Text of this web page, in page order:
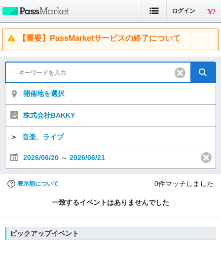
ログイン
【重要】PassMarketサービスの終了について
開催地を選択
株式会社BAKKY
＞ 音楽、ライブ
2026/06/20 ～ 2026/06/21
表示順について 0件マッチしました
一致するイベントはありませんでした
ピックアップイベント